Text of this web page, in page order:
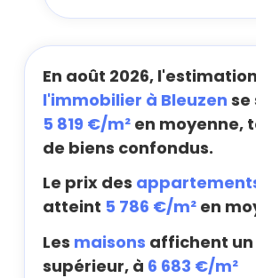
En août 2026,
l'immobilier à Bleuzen se
5 819 €/m² en moyenne,
de biens confondus.
Le prix des
atteint 5 786 €/m² en
Les maisons affichent
supérieur, à 6 683 €/m²